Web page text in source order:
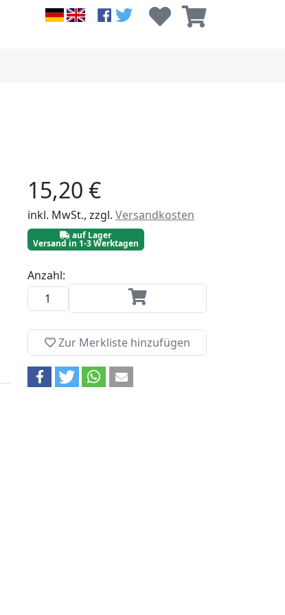
15,20 €
inkl. MwSt., zzgl. Versandkosten
auf Lager
Versand in 1-3 Werktagen
Anzahl:
Zur Merkliste hinzufügen